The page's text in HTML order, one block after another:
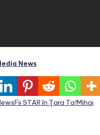
News
Fii STAR în Ţara Ta!Mihai